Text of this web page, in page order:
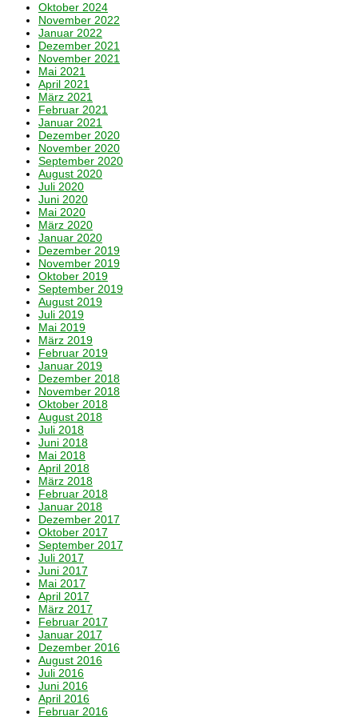
Oktober 2024
November 2022
Januar 2022
Dezember 2021
November 2021
Mai 2021
April 2021
März 2021
Februar 2021
Januar 2021
Dezember 2020
November 2020
September 2020
August 2020
Juli 2020
Juni 2020
Mai 2020
März 2020
Januar 2020
Dezember 2019
November 2019
Oktober 2019
September 2019
August 2019
Juli 2019
Mai 2019
März 2019
Februar 2019
Januar 2019
Dezember 2018
November 2018
Oktober 2018
August 2018
Juli 2018
Juni 2018
Mai 2018
April 2018
März 2018
Februar 2018
Januar 2018
Dezember 2017
Oktober 2017
September 2017
Juli 2017
Juni 2017
Mai 2017
April 2017
März 2017
Februar 2017
Januar 2017
Dezember 2016
August 2016
Juli 2016
Juni 2016
April 2016
Februar 2016